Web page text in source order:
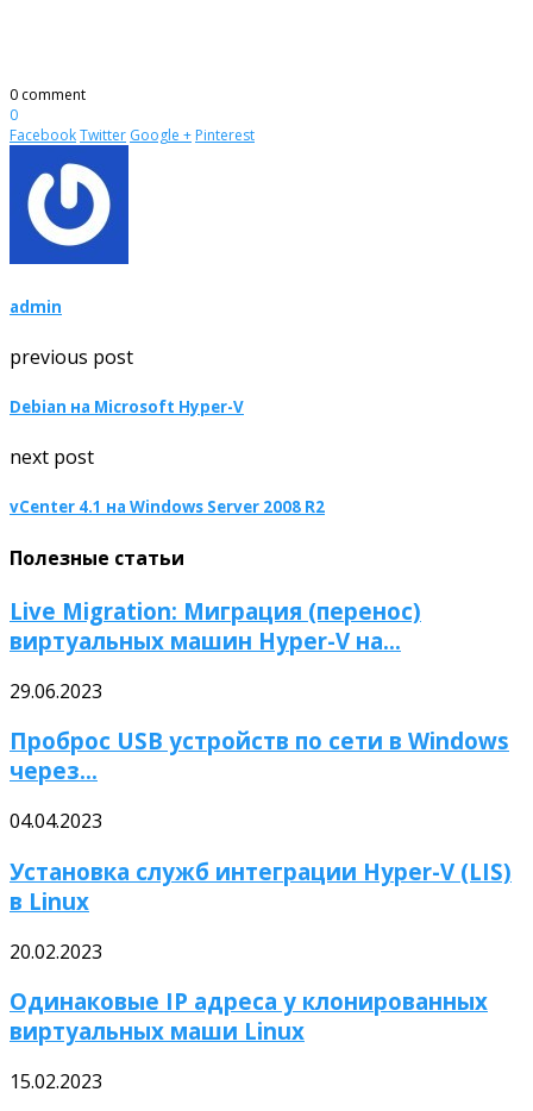
0 comment
0
FacebookTwitter Google + Pinterest
admin
previous post
Debian на Microsoft Hyper-V
next post
vCenter 4.1 на Windows Server 2008 R2
Полезные статьи
Live Migration: Миграция (перенос)
виртуальных машин Hyper-V на...
29.06.2023
Проброс USB устройств по сети в Windows
через...
04.04.2023
Установка служб интеграции Hyper-V (LIS)
в Linux
20.02.2023
Одинаковые IP адреса у клонированных
виртуальных маши Linux
15.02.2023